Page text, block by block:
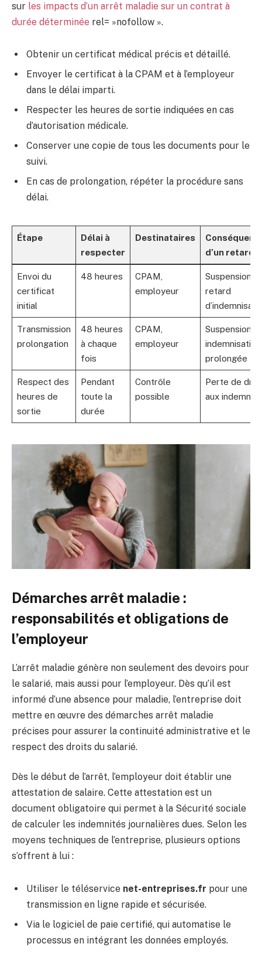
sur les impacts d’un arrêt maladie sur un contrat à
durée déterminée rel= »nofollow ».
Obtenir un certificat médical précis et détaillé.
Envoyer le certificat à la CPAM et à l’employeur
dans le délai imparti.
Respecter les heures de sortie indiquées en cas
d’autorisation médicale.
Conserver une copie de tous les documents pour le
suivi.
En cas de prolongation, répéter la procédure sans
délai.
Étape
Délai à
respecter
Destinataires
d’un retard
Envoi du
certificat
initial
48 heures
CPAM,
employeur
Suspension
retard
Transmission
prolongation
48 heures
à chaque
fois
CPAM,
employeur
Suspension
indemnisation
prolongée
Respect des
heures de
sortie
Pendant
toute la
durée
Contrôle
possible
Perte de
aux
Démarches arrêt maladie :
responsabilités et obligations de
l’employeur
L’arrêt maladie génère non seulement des devoirs pour
le salarié, mais aussi pour l’employeur. Dès qu’il est
informé d’une absence pour maladie, l’entreprise doit
mettre en œuvre des démarches arrêt maladie
précises pour assurer la continuité administrative et le
respect des droits du salarié.
Dès le début de l’arrêt, l’employeur doit établir une
attestation de salaire. Cette attestation est un
document obligatoire qui permet à la Sécurité sociale
de calculer les indemnités journalières dues. Selon les
moyens techniques de l’entreprise, plusieurs options
s’offrent à lui :
Utiliser le téléservice net-entreprises.fr pour une
transmission en ligne rapide et sécurisée.
Via le logiciel de paie certifié, qui automatise le
processus en intégrant les données employés.